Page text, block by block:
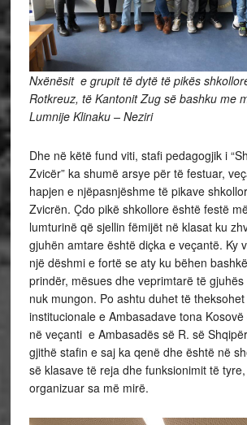
Nxënësit e grupit të dytë të pikës
Rotkreuz, të Kantonit Zug së bashku me
Lumnije Klinaku – Neziri
Dhe në këtë fund viti, stafi pedagogjik i
Zvicër” ka shumë arsye për të festuar,
hapjen e njëpasnjëshme të pikave
Zvicrën. Çdo pikë shkollore është festë
lumturinë që sjellin fëmijët në klasat ku
gjuhën amtare është diçka e veçantë. Ky
një dëshmi e fortë se aty ku bëhen
prindër, mësues dhe veprimtarë të
nuk mungon. Po ashtu duhet të
institucionale e Ambasadave tona
në veçanti e Ambasadës së R. së
gjithë stafin e saj ka qenë dhe është në
së klasave të reja dhe funksionimit të
organizuar sa më mirë.